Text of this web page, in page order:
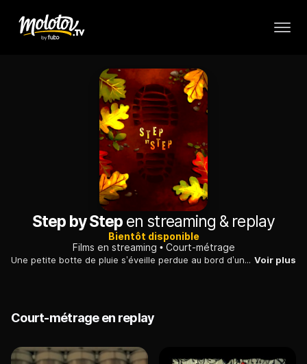
Step by Step en streaming & replay
Bientôt disponible
Films en streaming
Court-métrage
Une petite botte de pluie s’éveille perdue au bord d’une rivière. À travers un petit voyage initiatique dans une forêt, elle va tout faire pour retrouver sa paire. En chemin, elle fera des rencontres qui la feront grandir. Voir plus
Court-métrage en replay